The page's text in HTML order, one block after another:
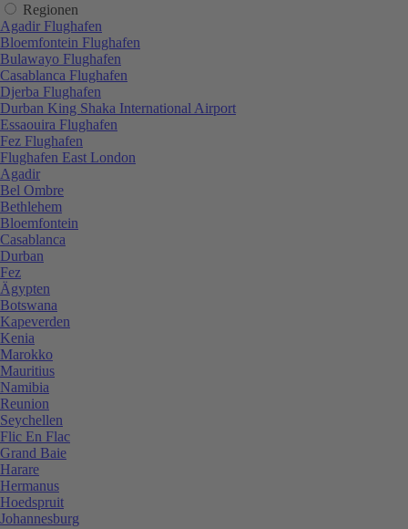
Regionen
Agadir Flughafen
Bloemfontein Flughafen
Bulawayo Flughafen
Casablanca Flughafen
Djerba Flughafen
Durban King Shaka International Airport
Essaouira Flughafen
Fez Flughafen
Flughafen East London
Agadir
Bel Ombre
Bethlehem
Bloemfontein
Casablanca
Durban
Fez
Ägypten
Botswana
Kapeverden
Kenia
Marokko
Mauritius
Namibia
Reunion
Seychellen
Flic En Flac
Grand Baie
Harare
Hermanus
Hoedspruit
Johannesburg